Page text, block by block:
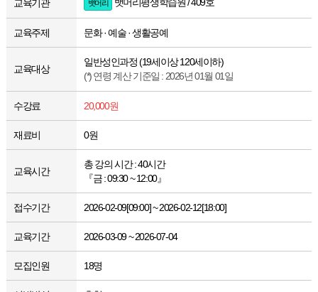
교육기관 뱃머리
교육주제 문화 · 예술 · 생활공예
교육대상
일반성인과정 (19세이상 120세이하)
(*) 연령 계산 기준일 : 2026년 01월 01일
수강료 20,000원
재료비 0원
교육시간
총 강의 시간 : 40시간
『금 : 09:30 ~ 12:00』
접수기간 2026-02-09[09:00] ~ 2026-02-12[18:00]
교육기간 2026-03-09 ~ 2026-07-04
모집인원 18명